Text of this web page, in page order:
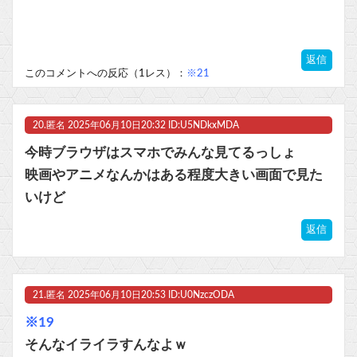
返信
このコメントへの反応（1レス）： ※21
20. 匿名 2025年06月10日20:32 ID:U5NDkxMDA
今時ブラウザはスマホでみんな見てるっしょ
映画やアニメなんかはある程度大きい画面で見た
いけど
返信
21. 匿名 2025年06月10日20:53 ID:U0NzczODA
※19
そんなイライラすんなよｗ